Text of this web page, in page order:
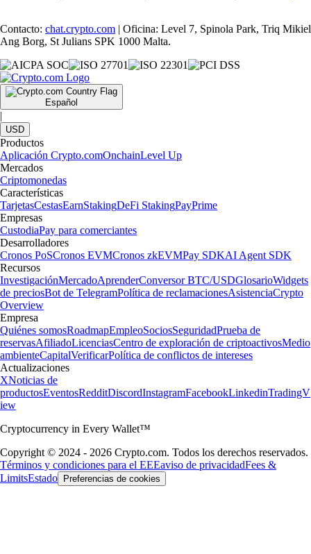
Contacto: chat.crypto.com | Oficina: Level 7, Spinola Park, Triq Mikiel
Ang Borg, St Julians SPK 1000 Malta.
Español
|
USD
Productos
Aplicación Crypto.comOnchainLevel Up
Mercados
Criptomonedas
Características
TarjetasCestasEarnStakingDeFi StakingPayPrime
Empresas
CustodiaPay para comerciantes
Desarrolladores
Cronos PoSCronos EVMCronos zkEVMPay SDKAI Agent SDK
Recursos
InvestigaciónMercadoAprenderConversor BTC/USDGlosarioWidgets
de preciosBot de TelegramPolítica de reclamacionesAsistenciaCrypto
Overview
Empresa
Quiénes somosRoadmapEmpleoSociosSeguridadPrueba de
reservasAfiliadoLicenciasCentro de exploración de criptoactivosMedio
ambienteCapitalVerificarPolítica de conflictos de intereses
Actualizaciones
XNoticias de
productosEventosRedditDiscordInstagramFacebookLinkedinTradingV
iew
Cryptocurrency in Every Wallet™
Copyright © 2024 - 2026 Crypto.com. Todos los derechos reservados.
Términos y condiciones para el EEEaviso de privacidadFees &
LimitsEstado Preferencias de cookies